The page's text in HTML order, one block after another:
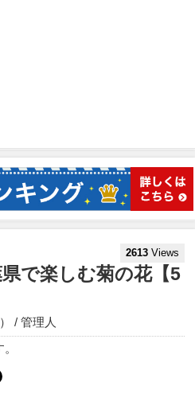
2613 Views
で楽しむ菊の花【5
/ 管理人